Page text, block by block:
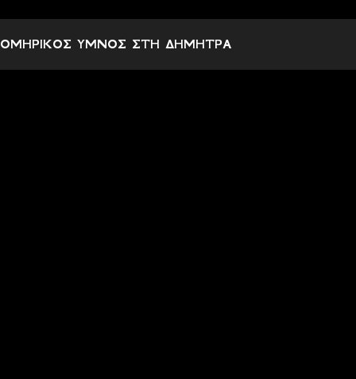
ό
λ
ΟΜΗΡΙΚΟΣ ΥΜΝΟΣ ΣΤΗ ΔΗΜΗΤΡΑ